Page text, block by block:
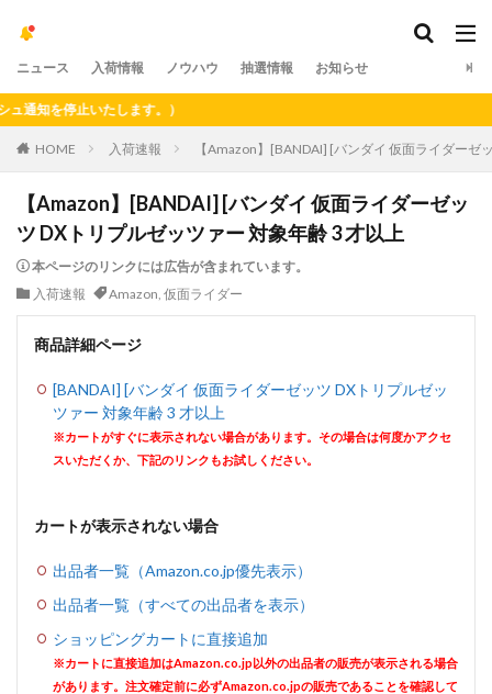
ニュース 入荷情報 ノウハウ 抽選情報 お知らせ
停止いたします。）
HOME 入荷速報 【Amazon】[BANDAI] [バンダイ 仮面ライダーゼ
【Amazon】[BANDAI] [バンダイ 仮面ライダーゼッ
ツ DXトリプルゼッツァー 対象年齢 3 才以上
本ページのリンクには広告が含まれています。
入荷速報
Amazon, 仮面ライダー
商品詳細ページ
[BANDAI] [バンダイ 仮面ライダーゼッツ DXトリプルゼッ
ツァー 対象年齢 3 才以上
※カートがすぐに表示されない場合があります。その場合は何度かアクセ
スいただくか、下記のリンクもお試しください。
カートが表示されない場合
出品者一覧（Amazon.co.jp優先表示）
出品者一覧（すべての出品者を表示）
ショッピングカートに直接追加
※カートに直接追加はAmazon.co.jp以外の出品者の販売が表示される場合
があります。注文確定前に必ずAmazon.co.jpの販売であることを確認して